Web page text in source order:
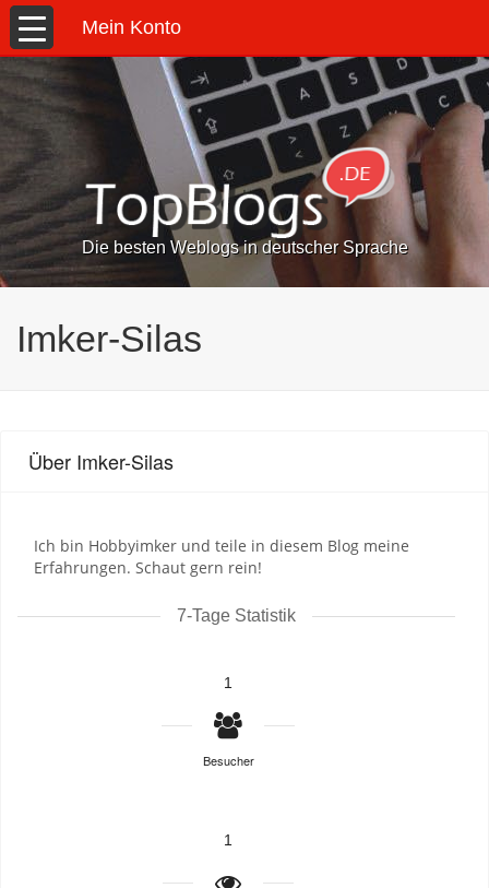
Mein Konto
Die besten Weblogs in deutscher Sprache
Imker-Silas
Über Imker-Silas
Ich bin Hobbyimker und teile in diesem Blog meine
Erfahrungen. Schaut gern rein!
7-Tage Statistik
1
Besucher
1